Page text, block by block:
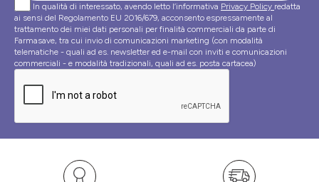
In qualità di interessato, avendo letto l’informativa Privacy Policy redatta
ai sensi del Regolamento EU 2016/679, acconsento espressamente al
trattamento dei miei dati personali per finalità commerciali da parte di
Farmasave, tra cui invio di comunicazioni marketing (con modalità
telematiche - quali ad es. newsletter ed e-mail con inviti e comunicazioni
commerciali - e modalità tradizionali, quali ad es. posta cartacea)